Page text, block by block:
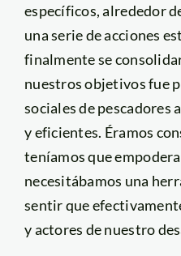
específicos, alrededor
una serie de acciones
finalmente se
nuestros objetivos fue
sociales de pescadores
y eficientes. Éramos
teníamos que
necesitábamos una
sentir que
y actores de nuestro